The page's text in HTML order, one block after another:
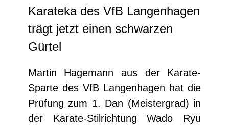
Karateka des VfB Langenhagen
trägt jetzt einen schwarzen
Gürtel
Martin Hagemann aus der Karate-
Sparte des VfB Langenhagen hat die
Prüfung zum 1. Dan (Meistergrad) in
der Karate-Stilrichtung Wado Ryu